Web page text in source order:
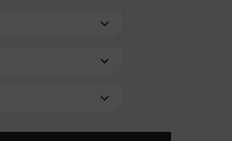
性列表。
BIOS 版本皆可能会影响內存运作频